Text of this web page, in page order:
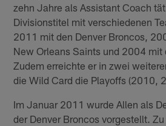
zehn Jahre als Assistant Coach
Divisionstitel mit verschiedenen
2011 mit den Denver Broncos,
New Orleans Saints und 2004 mit
Zudem erreichte er in zwei
die Wild Card die Playoffs (2010,
Im Januar 2011 wurde Allen als
der Denver Broncos vorgestellt.